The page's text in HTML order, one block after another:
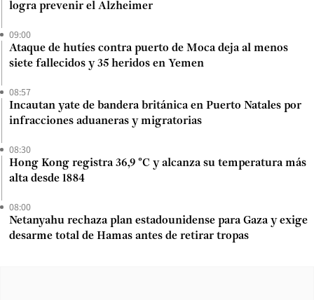
logra prevenir el Alzheimer
09:00
Ataque de hutíes contra puerto de Moca deja al menos
siete fallecidos y 35 heridos en Yemen
08:57
Incautan yate de bandera británica en Puerto Natales por
infracciones aduaneras y migratorias
08:30
Hong Kong registra 36,9 °C y alcanza su temperatura más
alta desde 1884
08:00
Netanyahu rechaza plan estadounidense para Gaza y exige
desarme total de Hamas antes de retirar tropas